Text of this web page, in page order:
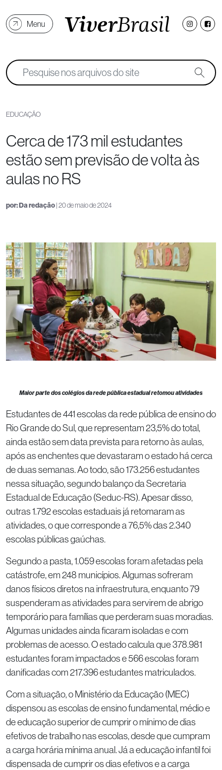
Menu
EDUCAÇÃO
Cerca de 173 mil estudantes
estão sem previsão de volta às
aulas no RS
por:Da redação| 20 de maio de 2024
Maior parte dos colégios da rede pública estadual retomou atividades
Estudantes de 441 escolas da rede pública de ensino do
Rio Grande do Sul, que representam 23,5% do total,
ainda estão sem data prevista para retorno às aulas,
após as enchentes que devastaram o estado há cerca
de duas semanas. Ao todo, são 173.256 estudantes
nessa situação, segundo balanço da Secretaria
Estadual de Educação (Seduc-RS). Apesar disso,
outras 1.792 escolas estaduais já retomaram as
atividades, o que corresponde a 76,5% das 2.340
escolas públicas gaúchas.
Segundo a pasta, 1.059 escolas foram afetadas pela
catástrofe, em 248 municípios. Algumas sofreram
danos físicos diretos na infraestrutura, enquanto 79
suspenderam as atividades para servirem de abrigo
temporário para famílias que perderam suas moradias.
Algumas unidades ainda ficaram isoladas e com
problemas de acesso. O estado calcula que 378.981
estudantes foram impactados e 566 escolas foram
danificadas com 217.396 estudantes matriculados.
Com a situação, o Ministério da Educação (MEC)
dispensou as escolas de ensino fundamental, médio e
de educação superior de cumprir o mínimo de dias
efetivos de trabalho nas escolas, desde que cumpram
a carga horária mínima anual. Já a educação infantil foi
dispensada de cumprir os dias efetivos e a carga